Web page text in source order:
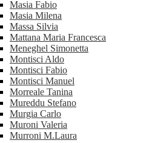
Masia Fabio
Masia Milena
Massa Silvia
Mattana Maria Francesca
Meneghel Simonetta
Montisci Aldo
Montisci Fabio
Montisci Manuel
Morreale Tanina
Mureddu Stefano
Murgia Carlo
Muroni Valeria
Murroni M.Laura